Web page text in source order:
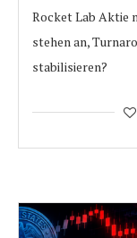
Rocket Lab Aktie
stehen an,
stabilisieren?